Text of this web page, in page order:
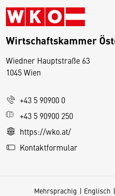
Wirtschaftskammer
Wiedner Hauptstraße 63
1045 Wien
+43 5 90900 0
+43 5 90900 250
https://wko.at/
Kontaktformular
Mehrsprachig Englisch
D
s
e
S
e